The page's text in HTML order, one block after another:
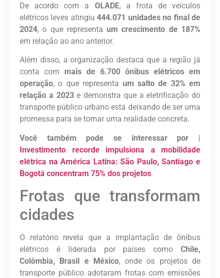
De acordo com a OLADE, a frota de veículos
elétricos leves atingiu444.071 unidades no final de
2024, o que representaum crescimento de 187%
em relação ao ano anterior.
Além disso, a organização destaca que a região já
conta com mais de 6.700 ônibus elétricos em
operação, o que representa um salto de 32% em
relação a 2023e demonstra que a eletrificação do
transporte público urbano está deixando de ser uma
promessa para se tornar uma realidade concreta.
Você também pode se interessar por |
Investimento recorde impulsiona a mobilidade
elétrica na América Latina: São Paulo, Santiago e
Bogotá concentram 75% dos projetos
Frotas que transformam
cidades
O relatório revela que a implantação de ônibus
elétricos é liderada por países como Chile,
Colômbia, Brasil e México, onde os projetos de
transporte público adotaram frotas com emissões